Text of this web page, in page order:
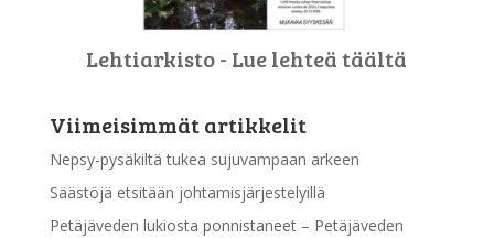
Lehtiarkisto - Lue lehteä täältä
Viimeisimmät artikkelit
Nepsy-pysäkiltä tukea sujuvampaan arkeen
Säästöjä etsitään johtamisjärjestelyillä
Petäjäveden lukiosta ponnistaneet – Petäjäveden